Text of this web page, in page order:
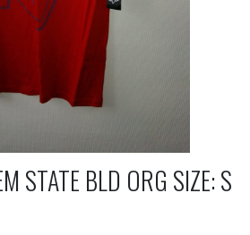
STATE BLD ORG SIZE: S